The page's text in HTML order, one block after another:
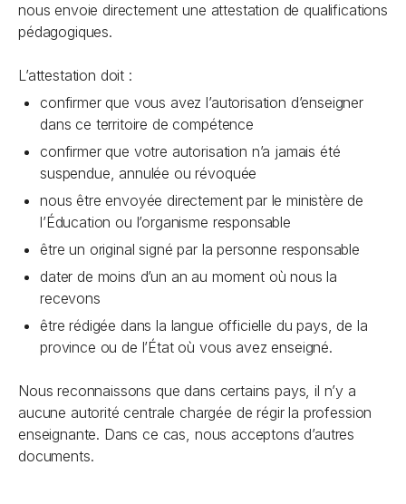
nous envoie directement une attestation de qualifications
pédagogiques.
L’attestation doit :
confirmer que vous avez l’autorisation d’enseigner
dans ce territoire de compétence
confirmer que votre autorisation n’a jamais été
suspendue, annulée ou révoquée
nous être envoyée directement par le ministère de
l’Éducation ou l’organisme responsable
être un original signé par la personne responsable
dater de moins d’un an au moment où nous la
recevons
être rédigée dans la langue officielle du pays, de la
province ou de l’État où vous avez enseigné.
Nous reconnaissons que dans certains pays, il n’y a
aucune autorité centrale chargée de régir la profession
enseignante. Dans ce cas, nous acceptons d’autres
documents.